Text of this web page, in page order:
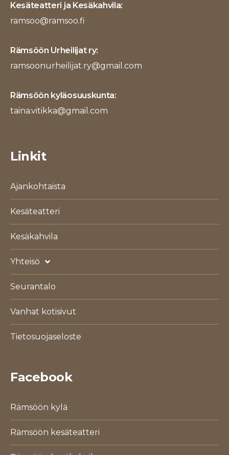
Kesäteatteri ja Kesäkahvila:
ramsoo@ramsoo.fi
Rämsöön Urheilijat ry:
ramsoonurheilijat.ry@gmail.com
Rämsöön kyläosuuskunta:
taina.vitikka@gmail.com
Linkit
Ajankohtaista
Kesäteatteri
Kesäkahvila
Yhteisö
Seurantalo
Vanhat kotisivut
Tietosuojaseloste
Facebook
Rämsöön kylä
Rämsöön kesäteatteri